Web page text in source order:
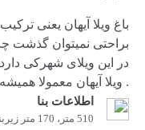
باغ ویلا آیهان یعنی
براحتی نمیتوان گذشت
در این ویلای شهرکی
. ویلا آیهان معمولا
اطلاعات بنا
510 متر، 170 متر زیربنا، 2 اتاق